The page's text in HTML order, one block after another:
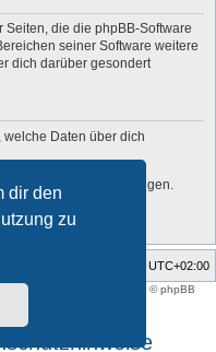
dir den
zu
Seiten, die die phpBB-Software
seiner Software weitere
dich darüber gesondert
welche Daten über dich
deiner Daten verlangen.
UTC+02:00
phpBB
® Forum Software © phpBB